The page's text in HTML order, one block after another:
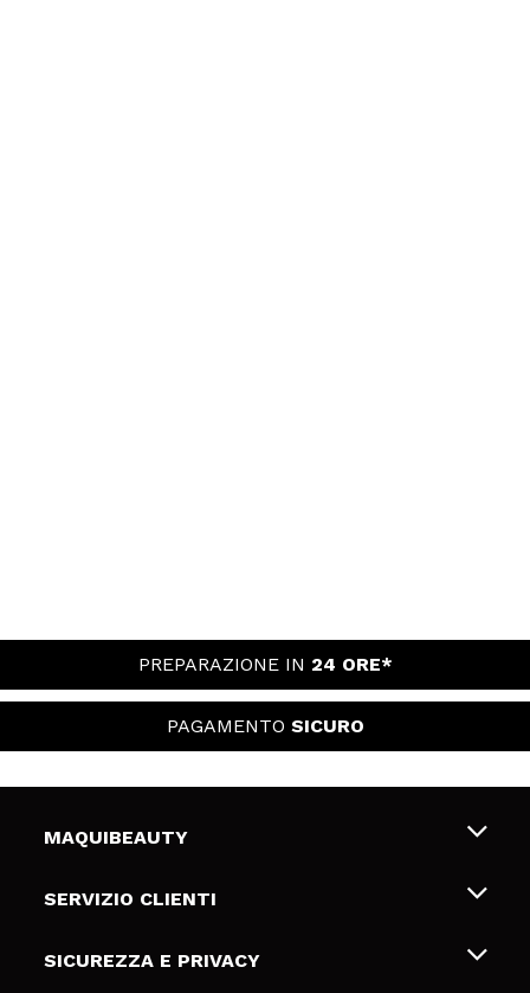
PREPARAZIONE IN 24 ORE*
PAGAMENTO SICURO
MAQUIBEAUTY
Chi siamo
Gift Cards
SERVIZIO CLIENTI
Spedizioni & Resi
SICUREZZA E PRIVACY